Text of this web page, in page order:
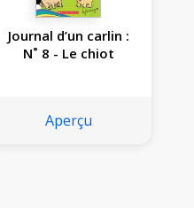
Journal d’un carlin :
N˚ 8 - Le chiot
Aperçu